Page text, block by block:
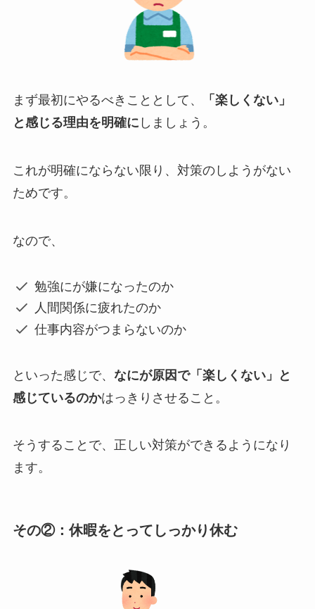
まず最初にやるべきこととして、
「楽しくない」
と感じる理由を明確に しましょう。
これが明確にならない限り、対策のしようがない
ためです。
なので、
勉強にが嫌になったのか
人間関係に疲れたのか
仕事内容がつまらないのか
といった感じで、 なにが原因で「楽しくない」と
感じているのかはっきりさせること。
そうすることで、正しい対策ができるようになり
ます。
その②：休暇をとってしっかり休む